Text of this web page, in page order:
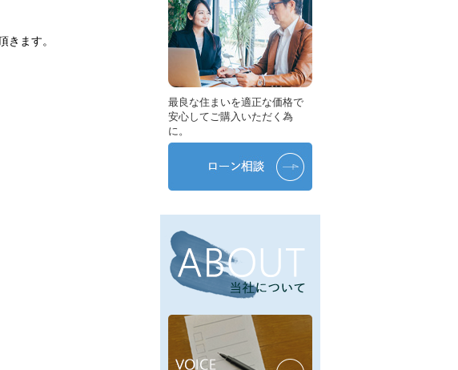
きます。
最良な住まいを適正な価格で
安心してご購入いただく為
に。